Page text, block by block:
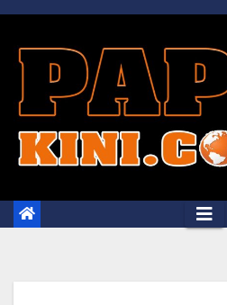
Skip
content